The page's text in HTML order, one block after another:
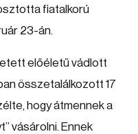
fiatalkorú
23-án.
előéletű vádlott
összetalálkozott 17
hogy átmennek a
vásárolni. Ennek